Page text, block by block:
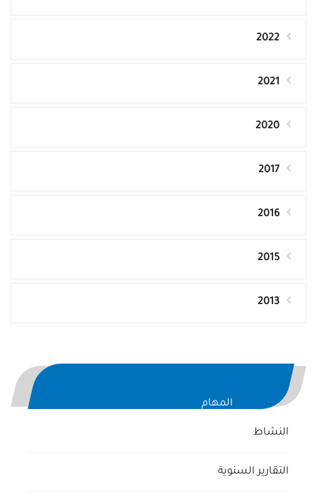
2022
2021
2020
2017
2016
2015
2013
المهام
النشاط
التقارير السنوية